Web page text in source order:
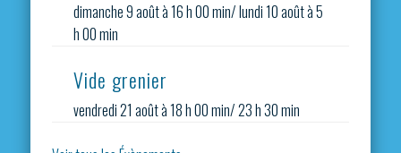
dimanche 9 août à 16 h 00 min/lundi 10 août à 5
h 00 min
Vide grenier
vendredi 21 août à 18 h 00 min/23 h 30 min